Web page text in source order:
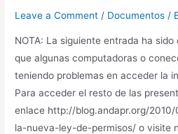
Leave a Comment / Documentos /
NOTA: La siguiente entrada ha
que algunas computadoras o
teniendo problemas en acceder la
Para acceder el resto de las
enlace http://blog.andapr.org/
la-nueva-ley-de-permisos/ o visite